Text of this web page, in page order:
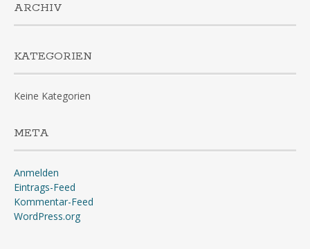
ARCHIV
KATEGORIEN
Keine Kategorien
META
Anmelden
Eintrags-Feed
Kommentar-Feed
WordPress.org